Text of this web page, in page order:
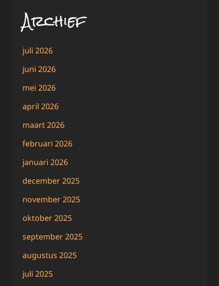
Archief
juli 2026
juni 2026
mei 2026
april 2026
maart 2026
februari 2026
januari 2026
december 2025
november 2025
oktober 2025
september 2025
augustus 2025
juli 2025